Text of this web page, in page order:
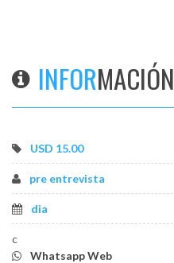
INFORMACIÓN
USD 15.00
pre entrevista
dia
c
Whatsapp Web